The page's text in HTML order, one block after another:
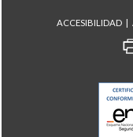
ACCESIBILIDAD